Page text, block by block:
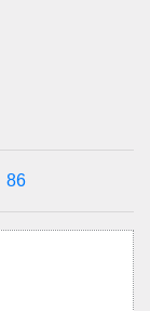
86